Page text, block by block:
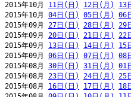
2015年10月 11日(日) 12日(月) 13
2015年10月 04日(日) 05日(月) 06
2015年09月 27日(日) 28日(月) 29
2015年09月 20日(日) 21日(月) 22
2015年09月 13日(日) 14日(月) 15
2015年09月 06日(日) 07日(月) 08
2015年08月 30日(日) 31日(月) 01
2015年08月 23日(日) 24日(月) 25
2015年08月 16日(日) 17日(月) 18